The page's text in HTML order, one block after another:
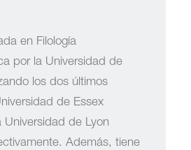
en Filología
por la Universidad de
los dos últimos
de Essex
Universidad de Lyon
Además, tiene